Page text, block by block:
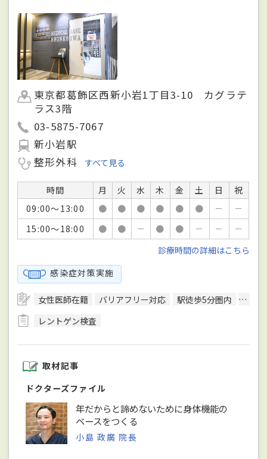
東京都葛飾区西新小岩1丁目3-10 カグラテ
ラス3階
03-5875-7067
新小岩駅
整形外科
すべて見る
時間 月 火 水 木 金 土 日
祝
09:00～13:00
● ● ● ● ● ● －
－
15:00～18:00
● ● － ● ● － －
－
診療時間の詳細はこちら
感染症対策実施
女性医師在籍 バリアフリー対応 駅徒歩5分圏内
エレ
レントゲン検査
取材記事
ドクターズファイル
年だからと諦めないために身体機能の
ベースをつくる
小島 政廣 院長